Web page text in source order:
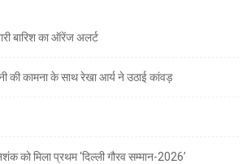
बारिश का ऑरेंज अलर्ट
की कामना के साथ रेखा आर्य ने उठाई कांवड़
को मिला प्रथम ‘दिल्ली गौरव सम्मान-2026’